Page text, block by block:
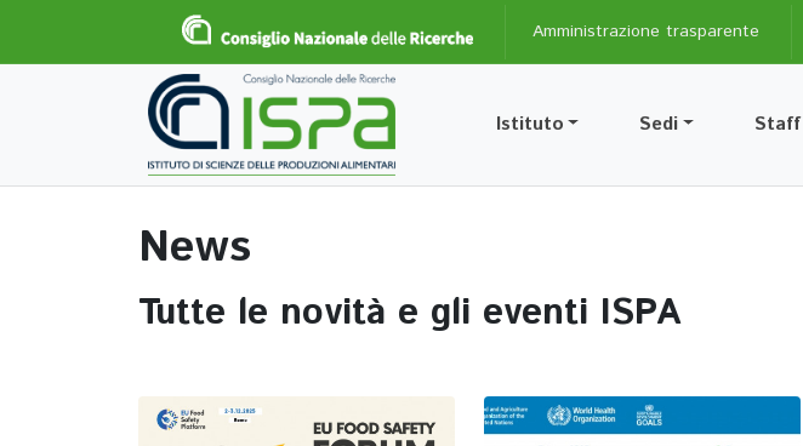
Amministrazione trasparente
Istituto Sedi Staff
News
Tutte le novità e gli eventi ISPA